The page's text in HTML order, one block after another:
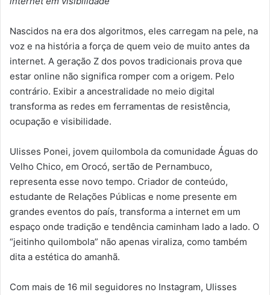
Nascidos na era dos algoritmos, eles carregam na pele, na
voz e na história a força de quem veio de muito antes da
internet. A geração Z dos povos tradicionais prova que
estar online não significa romper com a origem. Pelo
contrário. Exibir a ancestralidade no meio digital
transforma as redes em ferramentas de resistência,
ocupação e visibilidade.
Ulisses Ponei, jovem quilombola da comunidade Águas do
Velho Chico, em Orocó, sertão de Pernambuco,
representa esse novo tempo. Criador de conteúdo,
estudante de Relações Públicas e nome presente em
grandes eventos do país, transforma a internet em um
espaço onde tradição e tendência caminham lado a lado. O
“jeitinho quilombola” não apenas viraliza, como também
dita a estética do amanhã.
Com mais de 16 mil seguidores no Instagram, Ulisses